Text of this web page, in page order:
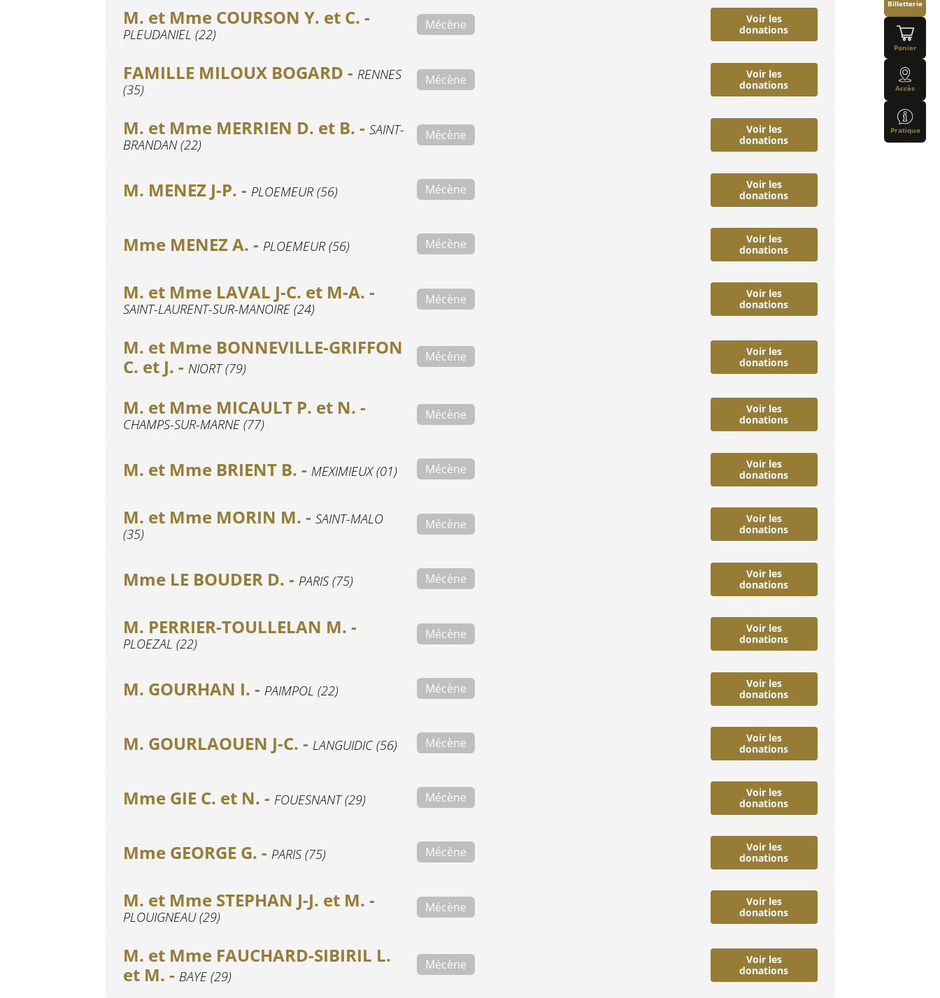
M. et Mme COURSON Y. et C. -
PLEUDANIEL (22)
Mécène
Voir les
donations
FAMILLE MILOUX BOGARD - RENNES
(35)
Mécène
Voir les
donations
M. et Mme MERRIEN D. et B. - SAINT-
BRANDAN (22)
Mécène
Voir les
donations
M. MENEZ J-P. - PLOEMEUR (56) Mécène
Voir les
donations
Mme MENEZ A. - PLOEMEUR (56) Mécène
Voir les
donations
M. et Mme LAVAL J-C. et M-A. -
SAINT-LAURENT-SUR-MANOIRE (24)
Mécène
Voir les
donations
M. et Mme BONNEVILLE-GRIFFON
C. et J. - NIORT (79)
Mécène
Voir les
donations
M. et Mme MICAULT P. et N. -
CHAMPS-SUR-MARNE (77)
Mécène
Voir les
donations
M. et Mme BRIENT B. - MEXIMIEUX (01) Mécène
Voir les
donations
M. et Mme MORIN M. - SAINT-MALO
(35)
Mécène
Voir les
donations
Mme LE BOUDER D. - PARIS (75) Mécène
Voir les
donations
M. PERRIER-TOULLELAN M. -
PLOEZAL (22)
Mécène
Voir les
donations
M. GOURHAN I. - PAIMPOL (22) Mécène
Voir les
donations
M. GOURLAOUEN J-C. - LANGUIDIC (56) Mécène
Voir les
donations
Mme GIE C. et N. - FOUESNANT (29) Mécène
Voir les
donations
Mme GEORGE G. - PARIS (75) Mécène
Voir les
donations
M. et Mme STEPHAN J-J. et M. -
PLOUIGNEAU (29)
Mécène
Voir les
donations
M. et Mme FAUCHARD-SIBIRIL L.
et M. - BAYE (29)
Mécène
Voir les
donations
Billetterie
Panier
Accès
Pratique